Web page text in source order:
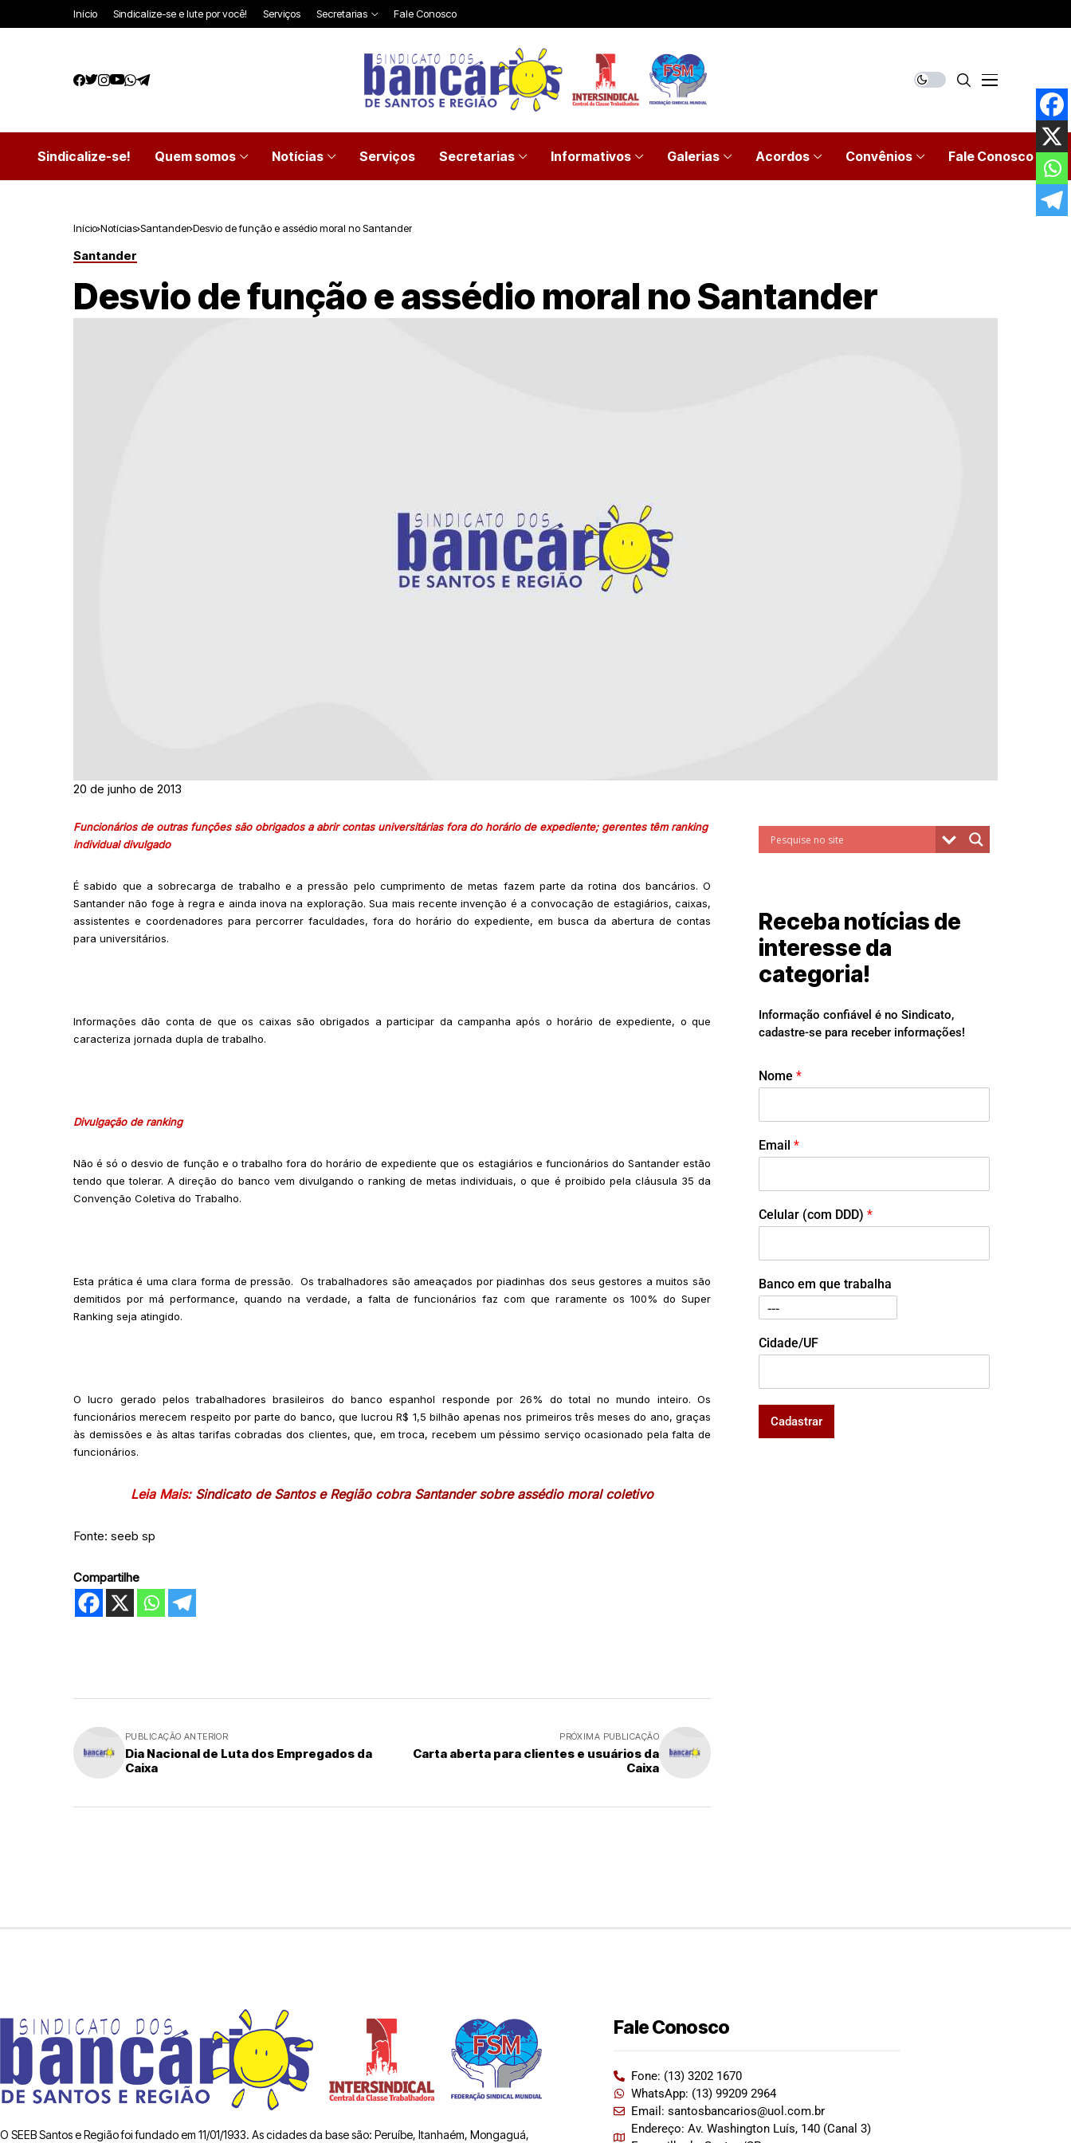
Início Sindicalize-se e lute por você! Serviços Secretarias Fale Conosco
Sindicalize-se! Quem somos Notícias Serviços Secretarias Informativos Galerias Acordos Convênios Fale Conosco
Início Notícias Santander Desvio de função e assédio moral no Santander
Santander
Desvio de função e assédio moral no Santander
20 de junho de 2013
Funcionários de outras funções são obrigados a abrir contas universitárias fora do horário de expediente; gerentes têm ranking
individual divulgado
É sabido que a sobrecarga de trabalho e a pressão pelo cumprimento de metas fazem parte da rotina dos bancários. O
Santander não foge à regra e ainda inova na exploração. Sua mais recente invenção é a convocação de estagiários, caixas,
assistentes e coordenadores para percorrer faculdades, fora do horário do expediente, em busca da abertura de contas
para universitários.
Informações dão conta de que os caixas são obrigados a participar da campanha após o horário de expediente, o que
caracteriza jornada dupla de trabalho.
Divulgação de ranking
Não é só o desvio de função e o trabalho fora do horário de expediente que os estagiários e funcionários do Santander estão
tendo que tolerar. A direção do banco vem divulgando o ranking de metas individuais, o que é proibido pela cláusula 35 da
Convenção Coletiva do Trabalho.
Esta prática é uma clara forma de pressão. Os trabalhadores são ameaçados por piadinhas dos seus gestores a muitos são
demitidos por má performance, quando na verdade, a falta de funcionários faz com que raramente os 100% do Super
Ranking seja atingido.
O lucro gerado pelos trabalhadores brasileiros do banco espanhol responde por 26% do total no mundo inteiro. Os
funcionários merecem respeito por parte do banco, que lucrou R$ 1,5 bilhão apenas nos primeiros três meses do ano, graças
às demissões e às altas tarifas cobradas dos clientes, que, em troca, recebem um péssimo serviço ocasionado pela falta de
funcionários.
Leia Mais: Sindicato de Santos e Região cobra Santander sobre assédio moral coletivo
Fonte: seeb sp
Compartilhe
PUBLICAÇÃO ANTERIOR
Dia Nacional de Luta dos Empregados da
Caixa
PRÓXIMA PUBLICAÇÃO
Carta aberta para clientes e usuários da
Caixa
Receba notícias de
interesse da
categoria!
Informação confiável é no Sindicato,
cadastre-se para receber informações!
Nome *
Email *
Celular (com DDD) *
Banco em que trabalha
Cidade/UF
Cadastrar
O SEEB Santos e Região foi fundado em 11/01/1933. As cidades da base são: Peruíbe, Itanhaém, Mongaguá,
Fale Conosco
Fone: (13) 3202 1670
WhatsApp: (13) 99209 2964
Email: santosbancarios@uol.com.br
Endereço: Av. Washington Luís, 140 (Canal 3)